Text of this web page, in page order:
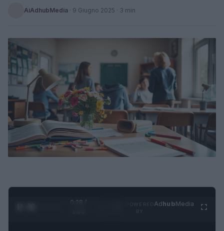
AiAdhubMedia · 9 Giugno 2025 · 3 min
0:28 /
AdhubMedia